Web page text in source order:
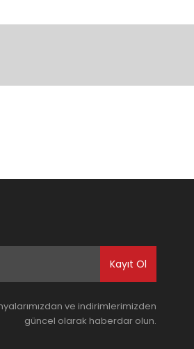
Kayıt Ol
ve indirimlerimizden
güncel olarak haberdar olun.